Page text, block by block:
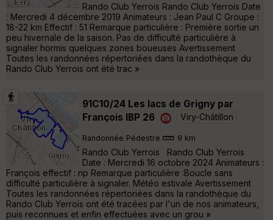
Rando Club Yerrois Rando Club Yerrois Date
: Mercredi 4 décembre 2019 Animateurs : Jean Paul C Groupe :
18-22 km Effectif : 51 Remarque particulière : Première sortie un
peu hivernale de la saison. Pas de difficulté particulière à
signaler hormis quelques zones boueuses Avertissement
Toutes les randonnées répertoriées dans la randothèque du
Rando Club Yerrois ont été trac »
91C10/24 Les lacs de Grigny par
François IBP 26
Viry-Châtillon
Randonnée Pédestre 9 km
Rando Club Yerrois Rando Club Yerrois
Date : Mercredi 16 octobre 2024 Animateurs :
François effectif : np Remarque particulière :Boucle sans
difficulté particulière à signaler. Météo estivale Avertissement
Toutes les randonnées répertoriées dans la randothèque du
Rando Club Yerrois ont été tracées par l'un de nos animateurs,
puis reconnues et enfin effectuées avec un grou »